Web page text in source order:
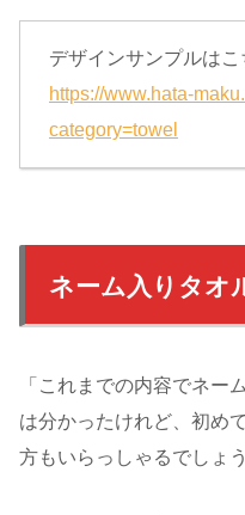
デザインサンプルはこ
https://www.hata-
category=towel
ネーム入りタオ
「これまでの内容でネー
は分かったけれど、初め
方もいらっしゃるでしょう